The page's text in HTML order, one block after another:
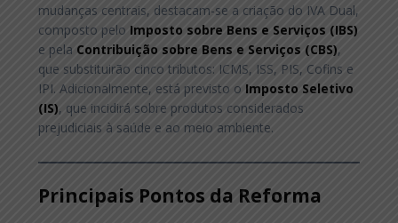
mudanças centrais, destacam-se a criação do IVA Dual,
composto pelo Imposto sobre Bens e Serviços (IBS)
e pela Contribuição sobre Bens e Serviços (CBS),
que substituirão cinco tributos: ICMS, ISS, PIS, Cofins e
IPI. Adicionalmente, está previsto o Imposto Seletivo
(IS), que incidirá sobre produtos considerados
prejudiciais à saúde e ao meio ambiente.
Principais Pontos da Reforma